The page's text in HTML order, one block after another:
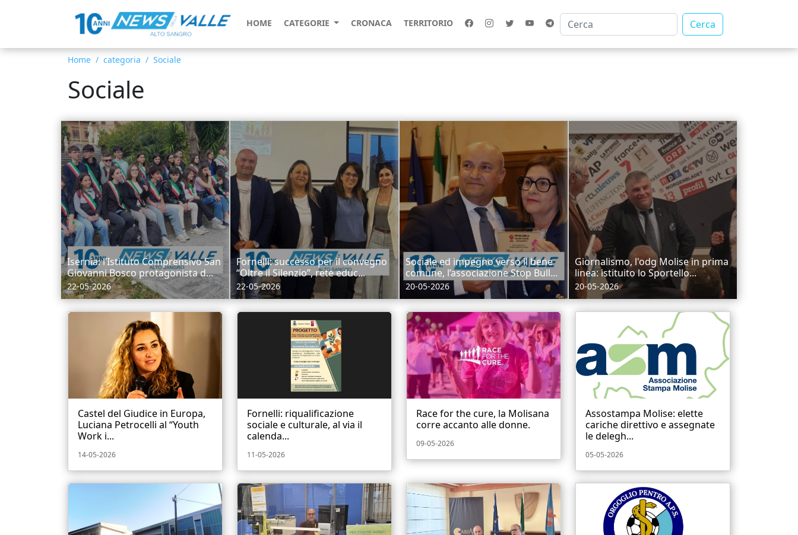
HOME CATEGORIE CRONACA TERRITORIO Cerca
Home categoria Sociale
Sociale
Isernia: l’Istituto Comprensivo San
Giovanni Bosco protagonista d...
22-05-2026
Fornelli: successo per il convegno
“Oltre il Silenzio”, rete educ...
22-05-2026
Sociale ed impegno verso il bene
comune, l’associazione Stop Bull...
20-05-2026
Giornalismo, l'odg Molise in prima
linea: istituito lo Sportello...
20-05-2026
Castel del Giudice in Europa,
Luciana Petrocelli al “Youth
Work i...
14-05-2026
Fornelli: riqualificazione
sociale e culturale, al via il
calenda...
11-05-2026
Race for the cure, la Molisana
corre accanto alle donne.
09-05-2026
Assostampa Molise: elette
cariche direttivo e assegnate
le delegh...
05-05-2026